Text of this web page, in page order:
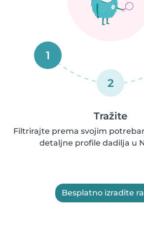
1
2
Tražite
Filtrirajte prema svojim
detaljne profile dadilja u
Besplatno izradite